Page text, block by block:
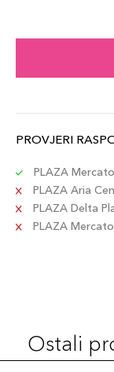
PROVJERI
PLAZA
PLAZA Aria
PLAZA Delta
PLAZA
Ostali